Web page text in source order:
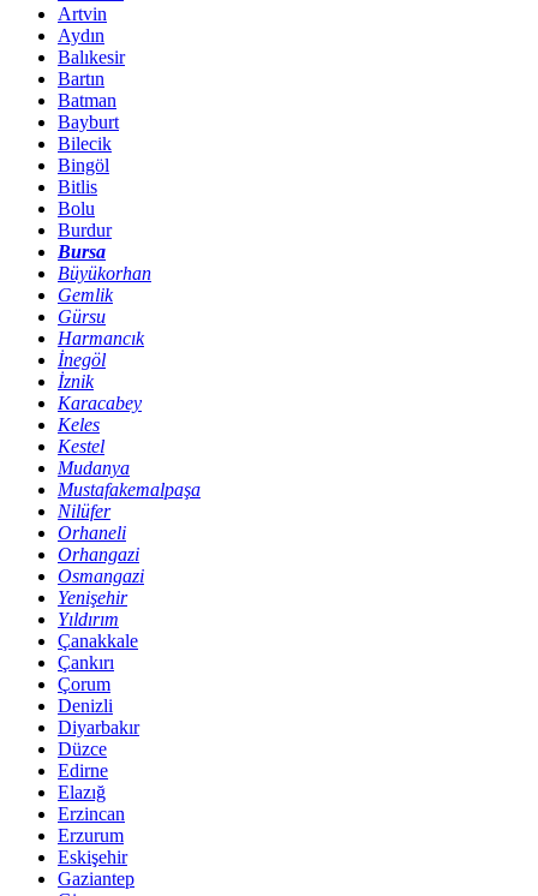
Artvin
Aydın
Balıkesir
Bartın
Batman
Bayburt
Bilecik
Bingöl
Bitlis
Bolu
Burdur
Bursa
Büyükorhan
Gemlik
Gürsu
Harmancık
İnegöl
İznik
Karacabey
Keles
Kestel
Mudanya
Mustafakemalpaşa
Nilüfer
Orhaneli
Orhangazi
Osmangazi
Yenişehir
Yıldırım
Çanakkale
Çankırı
Çorum
Denizli
Diyarbakır
Düzce
Edirne
Elazığ
Erzincan
Erzurum
Eskişehir
Gaziantep